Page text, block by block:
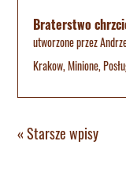
Braterstwo
utworzone przez
Krakow,Minione,
« Starsze wpisy